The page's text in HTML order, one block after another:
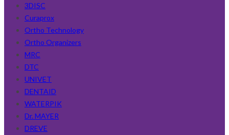
3DISC
Curaprox
Ortho Technology
Ortho Organizers
MRC
DTC
UNIVET
DENTAID
WATERPIK
Dr. MAYER
DREVE